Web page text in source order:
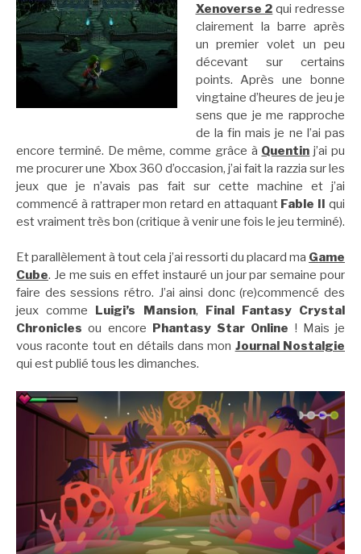
Xenoverse 2 qui redresse
clairement la barre après
un premier volet un peu
décevant sur certains
points. Après une bonne
vingtaine d’heures de jeu je
sens que je me rapproche
de la fin mais je ne l’ai pas
encore terminé. De même, comme grâce à Quentin j’ai pu
me procurer une Xbox 360 d’occasion, j’ai fait la razzia sur les
jeux que je n’avais pas fait sur cette machine et j’ai
commencé à rattraper mon retard en attaquant Fable II qui
est vraiment très bon (critique à venir une fois le jeu terminé).
Et parallèlement à tout cela j’ai ressorti du placard ma Game
Cube. Je me suis en effet instauré un jour par semaine pour
faire des sessions rétro. J’ai ainsi donc (re)commencé des
jeux comme Luigi’s Mansion, Final Fantasy Crystal
Chronicles ou encore Phantasy Star Online ! Mais je
vous raconte tout en détails dans mon Journal Nostalgie
qui est publié tous les dimanches.